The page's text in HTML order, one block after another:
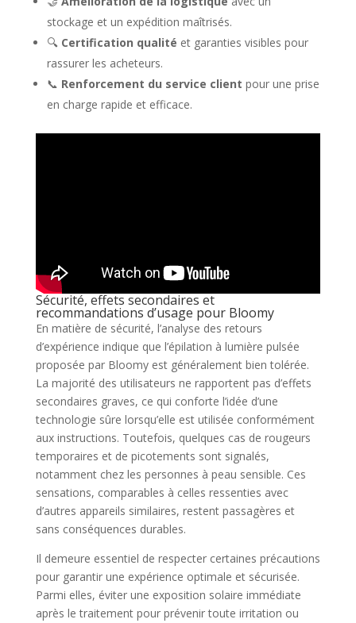
stockage et un expédition maîtrisés.
🔍 Certification qualité et garanties visibles pour
rassurer les acheteurs.
📞 Renforcement du service client pour une prise
en charge rapide et efficace.
Sécurité, effets secondaires et
recommandations d’usage pour Bloomy
En matière de sécurité, l’analyse des retours
d’expérience indique que l’épilation à lumière pulsée
proposée par Bloomy est généralement bien tolérée.
La majorité des utilisateurs ne rapportent pas d’effets
secondaires graves, ce qui conforte l’idée d’une
technologie sûre lorsqu’elle est utilisée conformément
aux instructions. Toutefois, quelques cas de rougeurs
temporaires et de picotements sont signalés,
notamment chez les personnes à peau sensible. Ces
sensations, comparables à celles ressenties avec
d’autres appareils similaires, restent passagères et
sans conséquences durables.
Il demeure essentiel de respecter certaines précautions
pour garantir une expérience optimale et sécurisée.
Parmi elles, éviter une exposition solaire immédiate
après le traitement pour prévenir toute irritation ou